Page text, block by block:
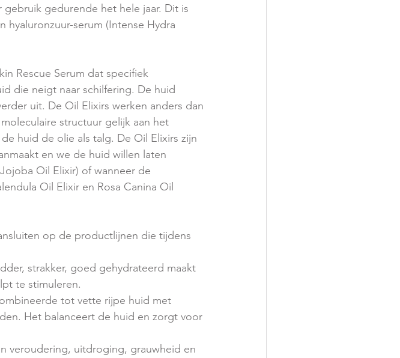
gedurende het hele jaar. Dit is
serum (Intense Hydra
Rescue Serum dat specifiek
die neigt naar schilfering. De huid
uit. De Oil Elixirs werken anders dan
structuur gelijk aan het
huid de olie als talg. De Oil Elixirs zijn
en we de huid willen laten
Oil Elixir) of wanneer de
Oil Elixir en Rosa Canina Oil
op de productlijnen die tijdens
strakker, goed gehydrateerd maakt
te stimuleren.
tot vette rijpe huid met
Het balanceert de huid en zorgt voor
veroudering, uitdroging, grauwheid en